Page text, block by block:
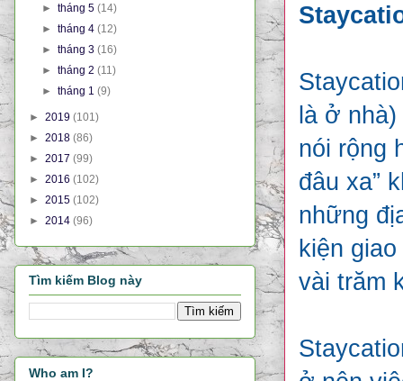
là ở
nói rộng
đâu xa”
những
kiện
vài trăm
►tháng 5(14)
►tháng 4(12)
►tháng 3(16)
►tháng 2(11)
►tháng 1(9)
► 2019 (101)
► 2018 (86)
► 2017 (99)
► 2016 (102)
► 2015 (102)
► 2014 (96)
Tìm kiếm Blog này
Who am I?